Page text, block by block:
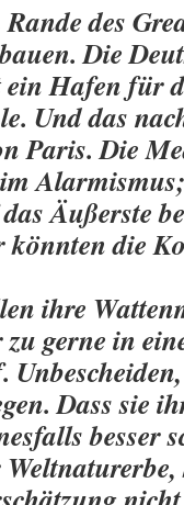
des
Die
ein Hafen für
Und das
Paris. Die
Äußerste
könnten die
ihre
gerne in
Dass sie
besser